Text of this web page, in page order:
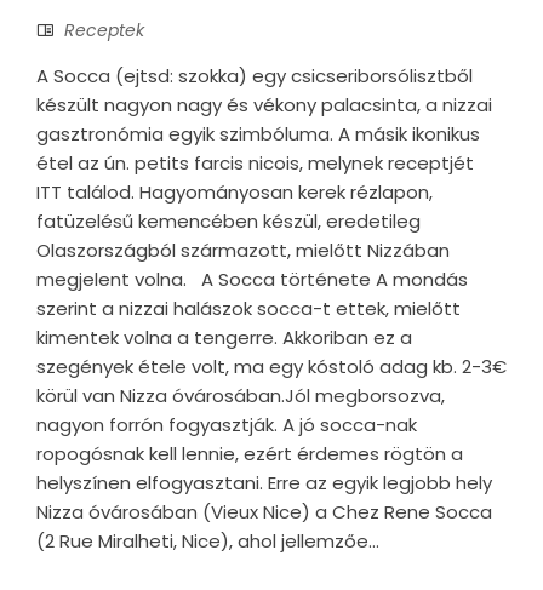
Receptek
A Socca (ejtsd: szokka) egy csicseriborsólisztből
készült nagyon nagy és vékony palacsinta, a nizzai
gasztronómia egyik szimbóluma. A másik ikonikus
étel az ún. petits farcis nicois, melynek receptjét
ITT találod. Hagyományosan kerek rézlapon,
fatüzelésű kemencében készül, eredetileg
Olaszországból származott, mielőtt Nizzában
megjelent volna. A Socca története A mondás
szerint a nizzai halászok socca-t ettek, mielőtt
kimentek volna a tengerre. Akkoriban ez a
szegények étele volt, ma egy kóstoló adag kb. 2-3€
körül van Nizza óvárosában.Jól megborsozva,
nagyon forrón fogyasztják. A jó socca-nak
ropogósnak kell lennie, ezért érdemes rögtön a
helyszínen elfogyasztani. Erre az egyik legjobb hely
Nizza óvárosában (Vieux Nice) a Chez Rene Socca
(2 Rue Miralheti, Nice), ahol jellemzőe...